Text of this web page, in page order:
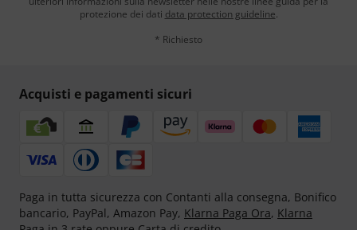
protezione dei dati data protection guideline.
* Richiesto
Acquisti e pagamenti sicuri
Paga in tutta sicurezza con Contanti alla consegna, Bonifico
bancario, PayPal, Amazon Pay, Klarna Paga Ora, Klarna